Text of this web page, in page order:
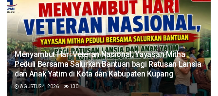
​Menyambut Hari Veteran Nasional, Yayasan Mitha
Peduli Bersama Salurkan Bantuan bagi Ratusan Lansia
dan Anak Yatim di Kota dan Kabupaten Kupang
AGUSTUS 4, 2026 130